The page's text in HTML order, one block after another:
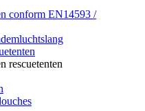
conform EN14593 /
rescuetenten